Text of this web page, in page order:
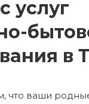
услуг
в
что ваши